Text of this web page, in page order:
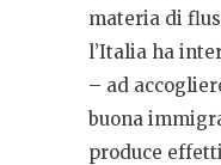
materia di
l’Italia ha
– ad
buona
produce